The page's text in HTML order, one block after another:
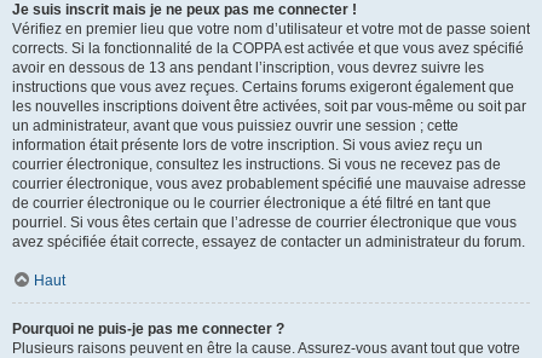
Je suis inscrit mais je ne peux pas me connecter !
Vérifiez en premier lieu que votre nom d’utilisateur et votre mot de passe soient
corrects. Si la fonctionnalité de la COPPA est activée et que vous avez spécifié
avoir en dessous de 13 ans pendant l’inscription, vous devrez suivre les
instructions que vous avez reçues. Certains forums exigeront également que
les nouvelles inscriptions doivent être activées, soit par vous-même ou soit par
un administrateur, avant que vous puissiez ouvrir une session ; cette
information était présente lors de votre inscription. Si vous aviez reçu un
courrier électronique, consultez les instructions. Si vous ne recevez pas de
courrier électronique, vous avez probablement spécifié une mauvaise adresse
de courrier électronique ou le courrier électronique a été filtré en tant que
pourriel. Si vous êtes certain que l’adresse de courrier électronique que vous
avez spécifiée était correcte, essayez de contacter un administrateur du forum.
Haut
Pourquoi ne puis-je pas me connecter ?
Plusieurs raisons peuvent en être la cause. Assurez-vous avant tout que votre